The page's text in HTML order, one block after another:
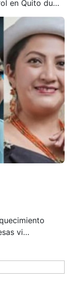
en Quito du…
vi…